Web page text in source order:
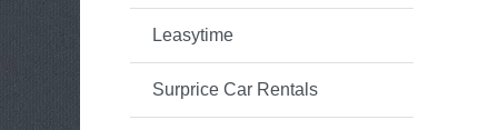
Leasytime
Surprice Car Rentals